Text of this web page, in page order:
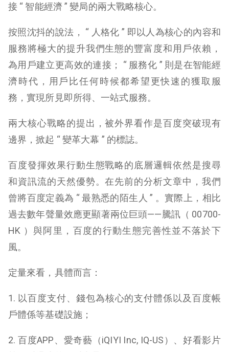
接 “ 智能經濟 ” 變局的兩大戰略核心。
按照沈抖的說法， “ 人格化 ” 即以人為核心的內容和
服務將極大的提升我們生態的豐富度和用戶依賴，
為用戶建立更高效的連接； “ 服務化 ” 則是在智能經
濟時代，用戶比任何時候都希望更快速的獲取服
務，實現所見即所得、一站式服務。
兩大核心戰略的提出，被外界看作是百度突破現有
邊界，掀起 “ 變革大幕 ” 的標誌。
百度發揮效果行動生態戰略的底層邏輯依然是搜尋
和資訊流的天然優勢。在先前的分析文章中，我們
曾將百度定義為 “ 最熟悉的陌生人 ” 。實際上，相比
過去數年聲量效應更顯著兩位巨頭——騰訊（ 00700-
HK ）與阿里，百度的行動生態完善性並不落於下
風。
定量來看，具體而言：
1. 以百度支付、錢包為核心的支付體係以及百度帳
戶體係等基礎設施；
2. 百度APP、愛奇藝（iQIYI Inc, IQ-US）、好看影片